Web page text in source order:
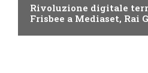
Rivoluzione digitale
Frisbee a Mediaset, Rai